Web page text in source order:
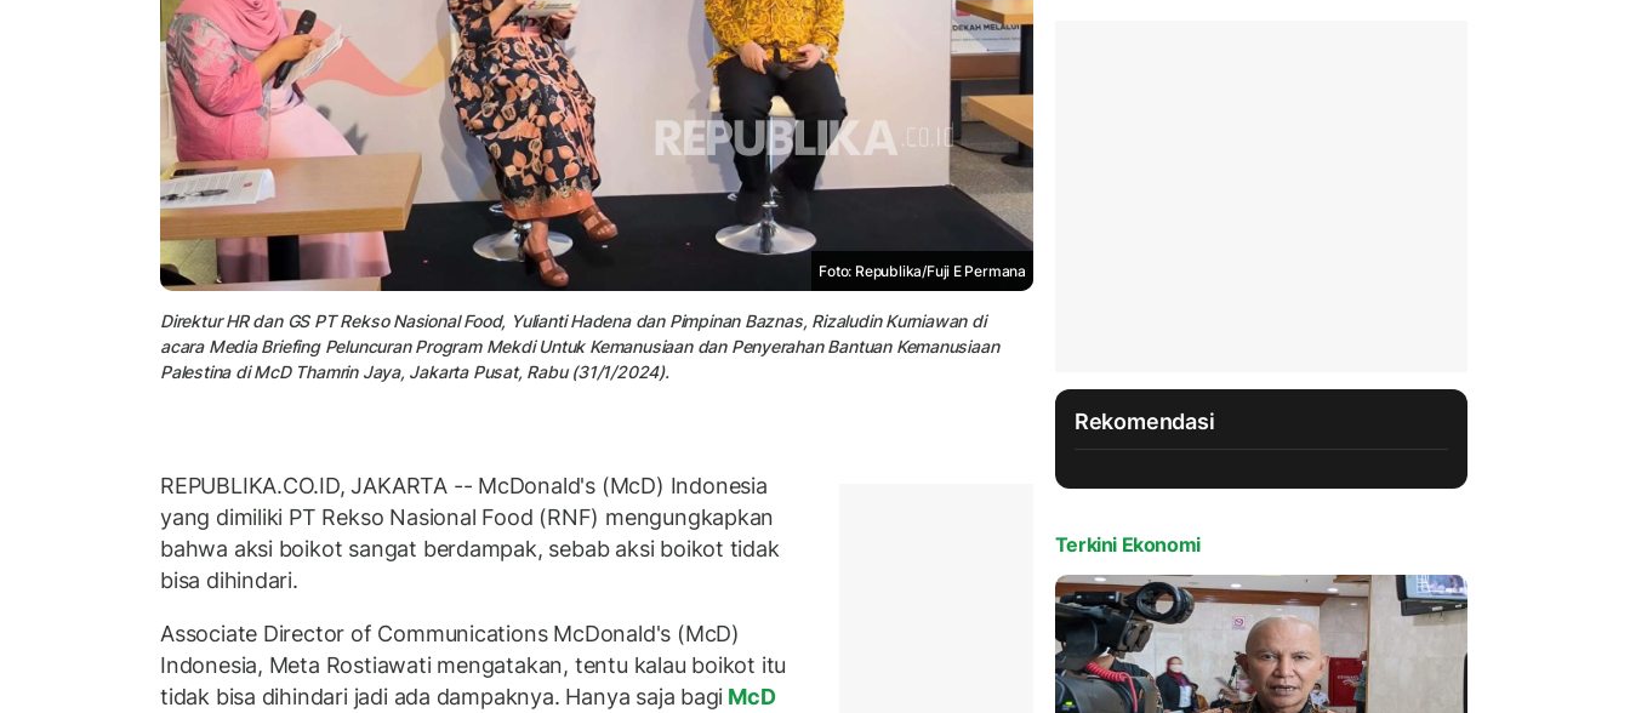
Foto: Republika/Fuji E Permana
Direktur HR dan GS PT Rekso Nasional Food, Yulianti Hadena dan Pimpinan Baznas, Rizaludin Kurniawan di
acara Media Briefing Peluncuran Program Mekdi Untuk Kemanusiaan dan Penyerahan Bantuan Kemanusiaan
Palestina di McD Thamrin Jaya, Jakarta Pusat, Rabu (31/1/2024).
REPUBLIKA.CO.ID, JAKARTA -- McDonald's (McD) Indonesia
yang dimiliki PT Rekso Nasional Food (RNF) mengungkapkan
bahwa aksi boikot sangat berdampak, sebab aksi boikot tidak
bisa dihindari.
Associate Director of Communications McDonald's (McD)
Indonesia, Meta Rostiawati mengatakan, tentu kalau boikot itu
tidak bisa dihindari jadi ada dampaknya. Hanya saja bagi McD
Rekomendasi
Terkini Ekonomi